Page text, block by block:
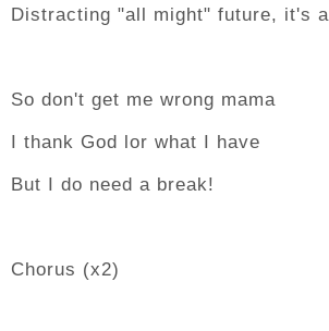
Distracting "all might" future, it's
So don't get me wrong mama
I thank God lor what I have
But I do need a break!
Chorus (x2)